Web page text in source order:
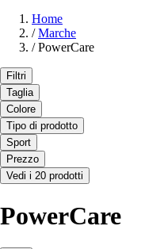
Home
/ Marche
/ PowerCare
Filtri
Taglia
Colore
Tipo di prodotto
Sport
Prezzo
Vedi i 20 prodotti
PowerCare